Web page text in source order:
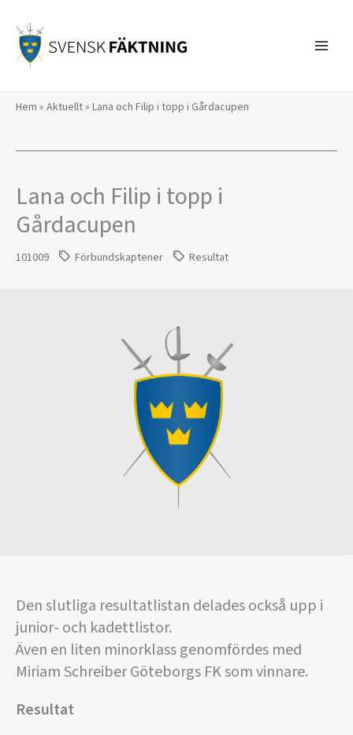
innehåll
Hem » Aktuellt» Lana och Filip i topp i Gårdacupen
Lana och Filip i topp i
Gårdacupen
101009 Förbundskaptener Resultat
Den slutliga resultatlistan delades också upp i
junior- och kadettlistor.
Även en liten minorklass genomfördes med
Miriam Schreiber Göteborgs FK som vinnare.
Resultat